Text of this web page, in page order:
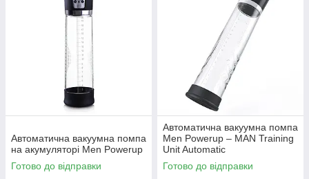
Автоматична вакуумна помпа
на акумуляторі Men Powerup
Готово до відправки
Автоматична вакуумна помпа
Men Powerup – MAN Training
Unit Automatic
Готово до відправки